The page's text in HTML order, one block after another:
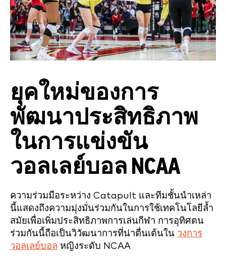
ยุคใหม่ของการ
พัฒนาประสิทธิภาพ
ในการแข่งขัน
วอลเลย์บอล NCAA
ความร่วมมือระหว่าง Catapult และทีมชั้นนำเหล่า
นี้แสดงถึงความมุ่งมั่นร่วมกันในการใช้เทคโนโลยีล้ำ
สมัยเพื่อเพิ่มประสิทธิภาพการเล่นกีฬา การอุทิศตน
ร่วมกันนี้ถือเป็นวิวัฒนาการที่น่าตื่นเต้นใน วงการ
วอลเลย์บอล หญิงระดับ NCAA